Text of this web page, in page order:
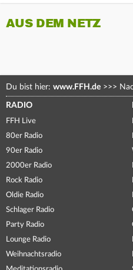
AUS DEM NETZ
Du bist hier: www.FFH.de >>>
RADIO
FFH Live
80er Radio
90er Radio
2000er Radio
Rock Radio
Oldie Radio
Schlager Radio
Party Radio
Lounge Radio
Weihnachtsradio